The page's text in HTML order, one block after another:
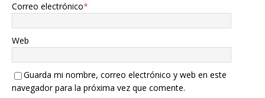
Correo electrónico*
Web
Guarda mi nombre, correo electrónico y web en este
navegador para la próxima vez que comente.